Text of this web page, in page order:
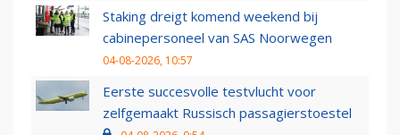
Staking dreigt komend weekend bij
cabinepersoneel van SAS Noorwegen
04-08-2026, 10:57
Eerste succesvolle testvlucht voor
zelfgemaakt Russisch passagierstoestel